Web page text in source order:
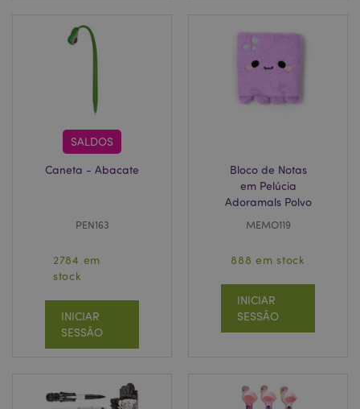
SALDOS
Caneta - Abacate
PEN163
2784 em
stock
INICIAR
SESSÃO
Bloco de Notas
em Pelúcia
Adoramals Polvo
MEMO119
888 em stock
INICIAR
SESSÃO
X-Magento-Vary